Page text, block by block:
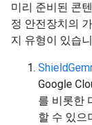
미리 준비된 콘
정 안전장치의
지 유형이 있습
Google
를 비롯한
할 수 있으